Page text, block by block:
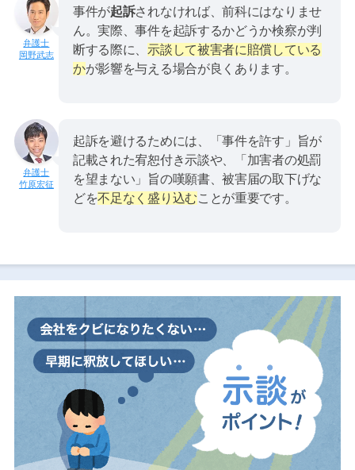
岡野武志
事件が起訴されなければ、前科にはなりませ
ん。実際、事件を起訴するかどうか検察が判
断する際に、 示談して被害者に賠償している
かが影響を与える場合が良くあります。
竹原宏征
起訴を避けるためには、「事件を許す」旨が
記載された宥恕付き示談や、「加害者の処罰
を望まない」旨の嘆願書、被害届の取下げな
どを不足なく盛り込むことが重要です。